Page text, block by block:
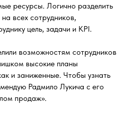
ресурсы. Логично разделить
всех сотрудников,
цель, задачи и KPI.
возможностям сотрудников
высокие планы
и заниженные. Чтобы узнать
Радмило Лукича с его
продаж».